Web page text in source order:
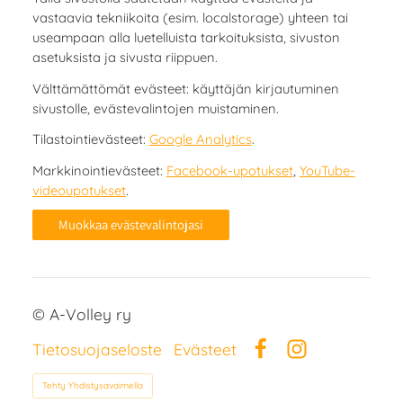
vastaavia tekniikoita (esim. localstorage) yhteen tai
useampaan alla luetelluista tarkoituksista, sivuston
asetuksista ja sivusta riippuen.
Välttämättömät evästeet: käyttäjän kirjautuminen
sivustolle, evästevalintojen muistaminen.
Tilastointievästeet: Google Analytics.
Markkinointievästeet: Facebook-upotukset, YouTube-
videoupotukset.
Muokkaa evästevalintojasi
© A-Volley ry
Tietosuojaseloste
Evästeet
Tehty Yhdistysavaimella